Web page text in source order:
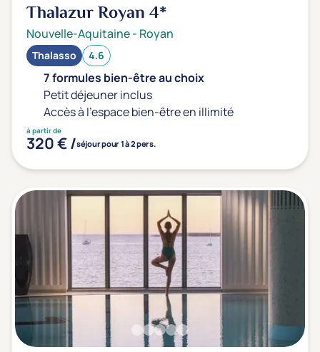
Thalazur Royan4*
Nouvelle-Aquitaine- Royan
Thalasso 4.6
7 formules bien-être au choix
Petit déjeuner inclus
Accès à l'espace bien-être en illimité
à partir de
320 € /séjour pour 1 à 2 pers.